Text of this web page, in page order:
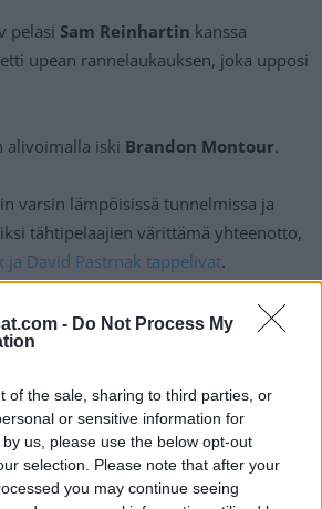
- Do Not Process My
of the sale, sharing to third parties, or
or sensitive information for
us, please use the below opt-out
selection. Please note that after your
you may continue seeing
pelasi Sam Reinhartin kanssa
upean rannelaukauksen, joka upposi
alivoimalla iski Brandon Montour.
varsin lämpöisissä tunnelmissa ja
tähtipelaajien värittämä yhteenotto,
ja David Pastrnak tappelivat.
maalasi kahdesti:
status/17883869163180321
status/1788371821856710963